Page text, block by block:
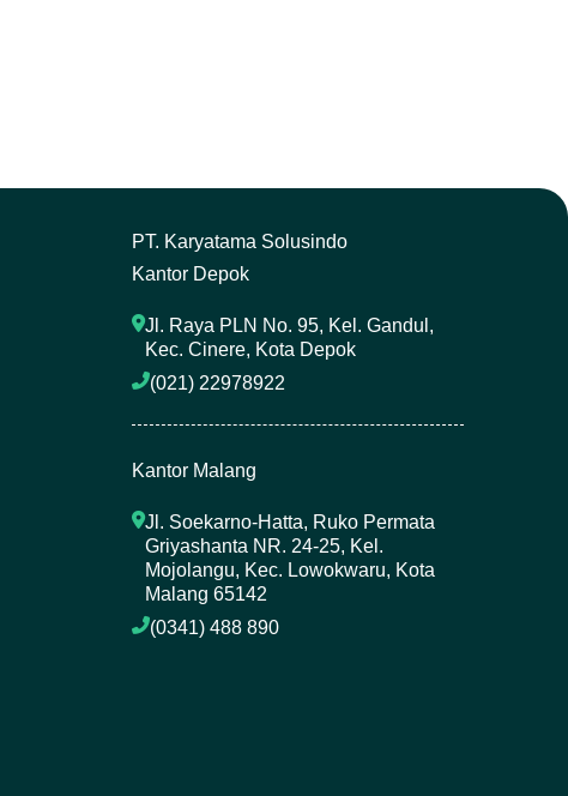
PT. Karyatama Solusindo
Kantor Depok
Jl. Raya PLN No. 95, Kel. Gandul,
Kec. Cinere, Kota Depok
(021) 22978922
Kantor Malang
Jl. Soekarno-Hatta, Ruko Permata
Griyashanta NR. 24-25, Kel.
Mojolangu, Kec. Lowokwaru, Kota
Malang 65142
(0341) 488 890